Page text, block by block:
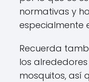
normativas y
especialmente
Recuerda
los
mosquitos, así